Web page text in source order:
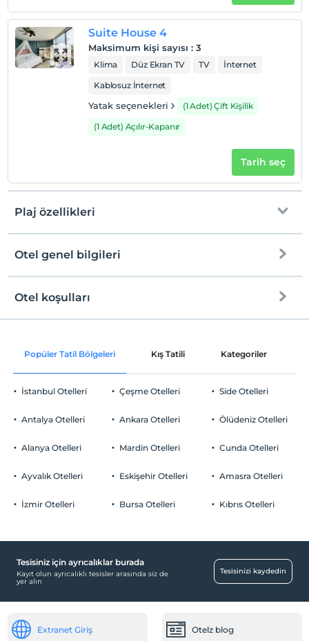
Suite House 4
Maksimum kişi sayısı : 3
Klima Düz Ekran TV TV
İnternet
Kablosuz İnternet
Yatak seçenekleri
(1 Adet) Çift Kişilik
(1 Adet) Açılır-Kapanır
Tarih seç
Plaj özellikleri
Denize Sıfır
Otel genel bilgileri
Ortak alanlar ve tüm odalar
Otopark
Ücretsiz Halka Açık Otopark
Yiyecek & İçecek
Sigara içilmeyen odalar
Otel koşulları
Check/in
Check/out
En geç saat 12:00 ve öncesi
Evcil Hayvan
Tesisimizde 9 yaş altı çocuklar konaklayamaz
Popüler Tatil Bölgeleri Kış Tatili Kategoriler
İstanbul Otelleri
Antalya Otelleri
Alanya Otelleri
Ayvalık Otelleri
İzmir Otelleri
Çeşme Otelleri
Ankara Otelleri
Mardin Otelleri
Eskişehir Otelleri
Bursa Otelleri
Side Otelleri
Ölüdeniz Otelleri
Cunda Otelleri
Amasra Otelleri
Kıbrıs Otelleri
Tesisiniz için ayrıcalıklar burada
Kayıt olun ayrıcalıklı tesisler arasında siz de
yer alın
Tesisinizi kaydedin
Extranet Giriş Otelz blog